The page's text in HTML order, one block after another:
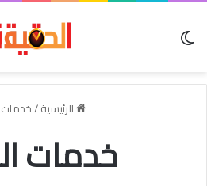
الرئيسية/خدمات
خدمات